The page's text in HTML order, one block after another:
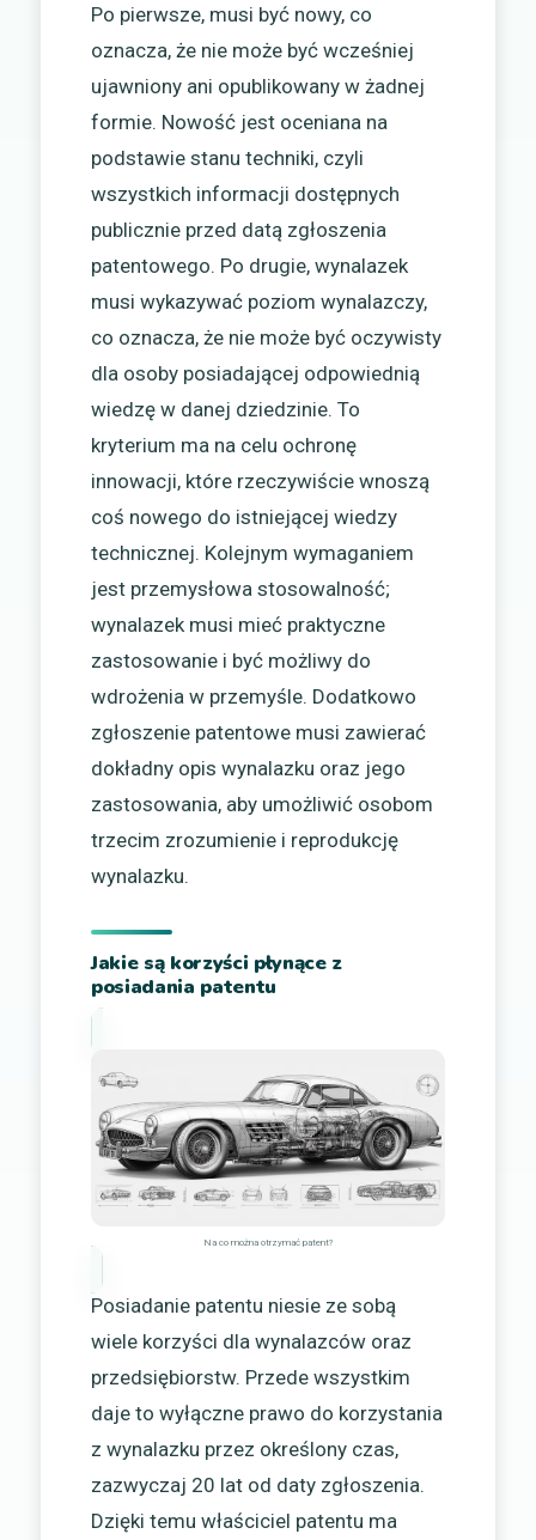
Po pierwsze, musi być nowy, co
oznacza, że nie może być wcześniej
ujawniony ani opublikowany w żadnej
formie. Nowość jest oceniana na
podstawie stanu techniki, czyli
wszystkich informacji dostępnych
publicznie przed datą zgłoszenia
patentowego. Po drugie, wynalazek
musi wykazywać poziom wynalazczy,
co oznacza, że nie może być oczywisty
dla osoby posiadającej odpowiednią
wiedzę w danej dziedzinie. To
kryterium ma na celu ochronę
innowacji, które rzeczywiście wnoszą
coś nowego do istniejącej wiedzy
technicznej. Kolejnym wymaganiem
jest przemysłowa stosowalność;
wynalazek musi mieć praktyczne
zastosowanie i być możliwy do
wdrożenia w przemyśle. Dodatkowo
zgłoszenie patentowe musi zawierać
dokładny opis wynalazku oraz jego
zastosowania, aby umożliwić osobom
trzecim zrozumienie i reprodukcję
wynalazku.
Jakie są korzyści płynące z
posiadania patentu
Na co można otrzymać patent?
Posiadanie patentu niesie ze sobą
wiele korzyści dla wynalazców oraz
przedsiębiorstw. Przede wszystkim
daje to wyłączne prawo do korzystania
z wynalazku przez określony czas,
zazwyczaj 20 lat od daty zgłoszenia.
Dzięki temu właściciel patentu ma